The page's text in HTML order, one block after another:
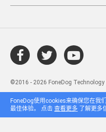
©2016 - 2026 FoneDog Technology
FoneDog使用cookies来确保您在我
最佳体验。 点击查看更多 了解更多